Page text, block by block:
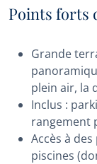
Points forts
Grande
plein air, la
Inclus :
rangement
Accès à
piscines